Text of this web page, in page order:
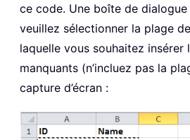
ce code. Une boîte de dialogue
veuillez sélectionner la plage
laquelle vous souhaitez insérer
manquants (n’incluez pas la
capture d’écran :